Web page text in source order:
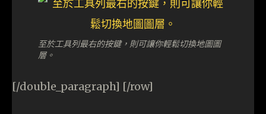
至於工具列最右的按鍵，則可讓你輕鬆切換地圖圖
層。
[/double_paragraph] [/row]